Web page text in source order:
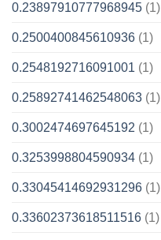
0.23897910777968945 (1)
0.2500400845610936 (1)
0.2548192716091001 (1)
0.25892741462548063 (1)
0.3002474697645192 (1)
0.3253998804590934 (1)
0.33045414692931296 (1)
0.33602373618511516 (1)